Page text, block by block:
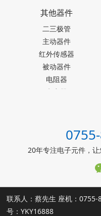
其他器件
二三极管
主动器件
红外传感器
被动器件
电阻器
电容器
20年专注电子元件，让
联系人：蔡先生 座机：
号：YKY16888